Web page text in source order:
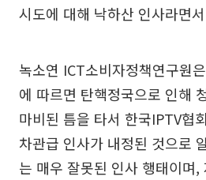
시도에 대해 낙하산 인사라면
녹소연 ICT소비자정책연구원
에 따르면 탄핵정국으로 인해
마비된 틈을 타서 한국IPTV협
차관급 인사가 내정된 것으로
는 매우 잘못된 인사 행태이며,